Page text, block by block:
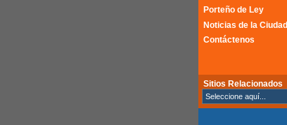
Porteño de Ley
Noticias de la Ciudad
Contáctenos
Sitios Relacionados